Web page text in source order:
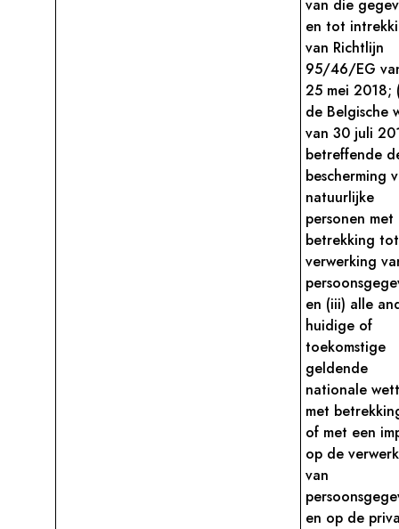
van die
en tot
van Richtlijn
95/46/EG
25 mei 2018;
de Belgische
van 30 juli
betreffende
bescherming
natuurlijke
personen met
betrekking
verwerking
en (iii) alle
huidige of
toekomstige
geldende
nationale
met
of met een
op de
van
en op de